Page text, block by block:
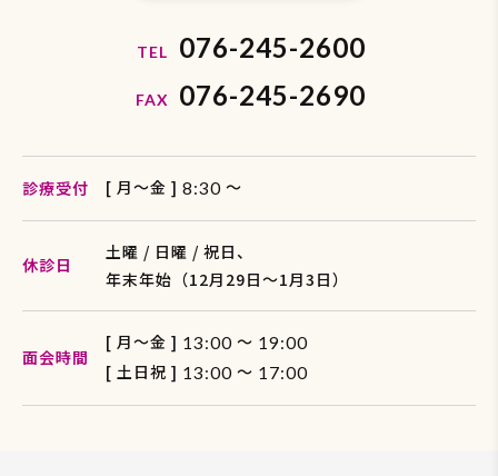
TEL 076-245-2600
FAX 076-245-2690
診療受付 [ 月〜金 ] 8:30 〜
休診日
土曜 / 日曜 / 祝日、
年末年始（12月29日〜1月3日）
面会時間
[ 月〜金 ] 13:00 ～ 19:00
[ 土日祝 ] 13:00 ～ 17:00